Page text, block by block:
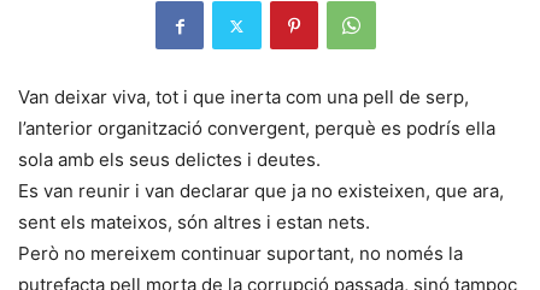
Van deixar viva, tot i que inerta com una pell de serp,
l’anterior organització convergent, perquè es podrís ella
sola amb els seus delictes i deutes.
Es van reunir i van declarar que ja no existeixen, que ara,
sent els mateixos, són altres i estan nets.
Però no mereixem continuar suportant, no només la
putrefacta pell morta de la corrupció passada, sinó tampoc